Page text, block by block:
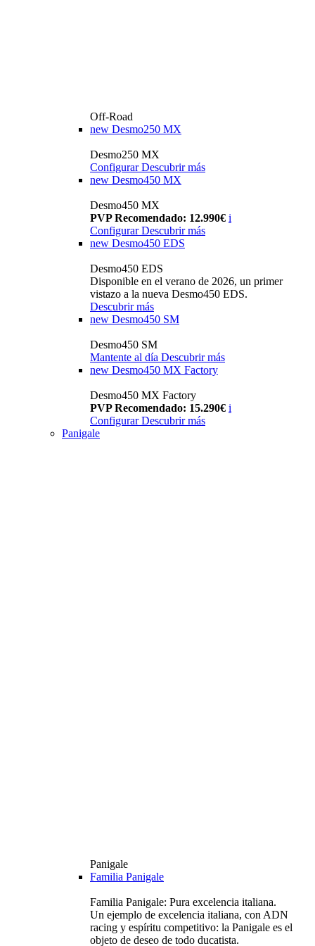
Off-Road
new Desmo250 MX
Desmo250 MX
Configurar Descubrir más
new Desmo450 MX
Desmo450 MX
PVP Recomendado: 12.990€ i
Configurar Descubrir más
new Desmo450 EDS
Desmo450 EDS
Disponible en el verano de 2026, un primer
vistazo a la nueva Desmo450 EDS.
Descubrir más
new Desmo450 SM
Desmo450 SM
Mantente al día Descubrir más
new Desmo450 MX Factory
Desmo450 MX Factory
PVP Recomendado: 15.290€ i
Configurar Descubrir más
Panigale
Panigale
Familia Panigale
Familia Panigale: Pura excelencia italiana.
Un ejemplo de excelencia italiana, con ADN
racing y espíritu competitivo: la Panigale es el
objeto de deseo de todo ducatista.